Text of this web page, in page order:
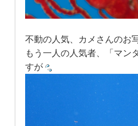
不動の人気、カメさんのお
もう一人の人気者、「マン
すが